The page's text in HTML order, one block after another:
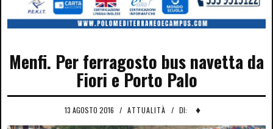
Menfi. Per ferragosto bus navetta da
Fiori e Porto Palo
13 AGOSTO 2016 / ATTUALITÀ / DI: ♦